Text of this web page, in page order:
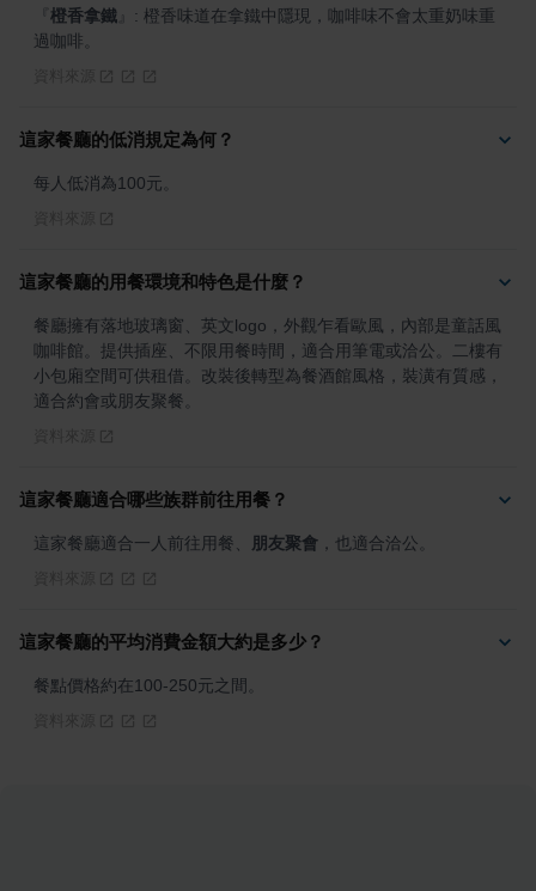
橙香拿鐵
: 橙香味道在拿鐵中隱現，咖啡味不會太重奶味重
過咖啡。
這家餐廳的低消規定為何？
每人低消為100元。
這家餐廳的用餐環境和特色是什麼？
餐廳擁有落地玻璃窗、英文logo，外觀乍看歐風，內部是童話風
咖啡館。提供插座、不限用餐時間，適合用筆電或洽公。二樓有
小包廂空間可供租借。改裝後轉型為餐酒館風格，裝潢有質感，
適合約會或朋友聚餐。
這家餐廳適合哪些族群前往用餐？
這家餐廳適合一人前往用餐、 朋友聚會 ，也適合洽公。
這家餐廳的平均消費金額大約是多少？
餐點價格約在100-250元之間。